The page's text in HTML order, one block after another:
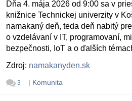
Dňa 4. mája 2026 od 9:00 sa v
knižnice Technickej univerzity v
namakaný deň, teda deň nabitý
o vzdelávaní v IT, programovaní,
bezpečnosti, IoT a o ďalších
Zdroj: namakanyden.sk
3 | Komunita